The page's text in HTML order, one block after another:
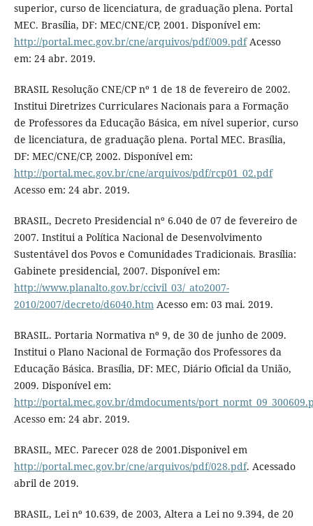
superior, curso de licenciatura, de graduação plena. Portal
MEC. Brasília, DF: MEC/CNE/CP, 2001. Disponível em:
http://portal.mec.gov.br/cne/arquivos/pdf/009.pdfAcesso
em: 24 abr. 2019.
BRASIL Resolução CNE/CP nº 1 de 18 de fevereiro de 2002.
Institui Diretrizes Curriculares Nacionais para a Formação
de Professores da Educação Básica, em nível superior, curso
de licenciatura, de graduação plena. Portal MEC. Brasília,
DF: MEC/CNE/CP, 2002. Disponível em:
http://portal.mec.gov.br/cne/arquivos/pdf/rcp01_02.pdf
Acesso em: 24 abr. 2019.
BRASIL, Decreto Presidencial nº 6.040 de 07 de fevereiro de
2007. Institui a Política Nacional de Desenvolvimento
Sustentável dos Povos e Comunidades Tradicionais. Brasília:
Gabinete presidencial, 2007. Disponível em:
http://www.planalto.gov.br/ccivil_03/_ato2007-
2010/2007/decreto/d6040.htmAcesso em: 03 mai. 2019.
BRASIL. Portaria Normativa nº 9, de 30 de junho de 2009.
Institui o Plano Nacional de Formação dos Professores da
Educação Básica. Brasília, DF: MEC, Diário Oficial da União,
2009. Disponível em:
http://portal.mec.gov.br/dmdocuments/
Acesso em: 24 abr. 2019.
BRASIL, MEC. Parecer 028 de 2001.Disponivel em
http://portal.mec.gov.br/cne/arquivos/pdf/028.pdf. Acessado
abril de 2019.
BRASIL, Lei nº 10.639, de 2003, Altera a Lei no 9.394, de 20